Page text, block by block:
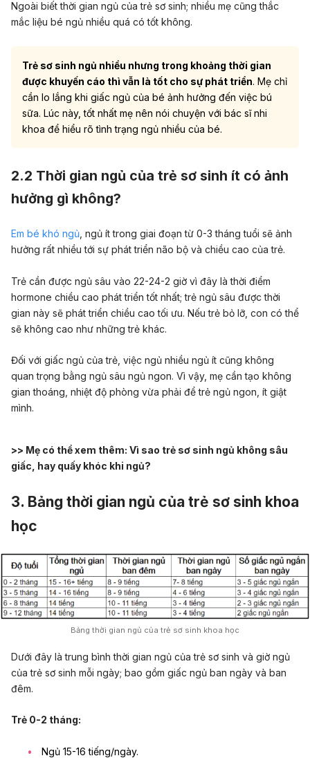
Ngoài biết thời gian ngủ của trẻ sơ sinh; nhiều mẹ cũng thắc
mắc liệu bé ngủ nhiều quá có tốt không.
Trẻ sơ sinh ngủ nhiều nhưng trong khoảng thời gian
được khuyến cáo thì vẫn là tốt cho sự phát triển. Mẹ chỉ
cần lo lắng khi giấc ngủ của bé ảnh hưởng đến việc bú
sữa. Lúc này, tốt nhất mẹ nên nói chuyện với bác sĩ nhi
khoa để hiểu rõ tình trạng ngủ nhiều của bé.
2.2 Thời gian ngủ của trẻ sơ sinh ít có ảnh
hưởng gì không?
Em bé khó ngủ , ngủ ít trong giai đoạn từ 0-3 tháng tuổi sẽ ảnh
hưởng rất nhiều tới sự phát triển não bộ và chiều cao của trẻ.
Trẻ cần được ngủ sâu vào 22-24-2 giờ vì đây là thời điểm
hormone chiều cao phát triển tốt nhất; trẻ ngủ sâu được thời
gian này sẽ phát triển chiều cao tối ưu. Nếu trẻ bỏ lỡ, con có thể
sẽ không cao như những trẻ khác.
Đối với giấc ngủ của trẻ, việc ngủ nhiều ngủ ít cũng không
quan trọng bằng ngủ sâu ngủ ngon. Vì vậy, mẹ cần tạo không
gian thoáng, nhiệt độ phòng vừa phải để trẻ ngủ ngon, ít giật
mình.
>> Mẹ có thể xem thêm: Vì sao trẻ sơ sinh ngủ không sâu
giấc, hay quấy khóc khi ngủ?
3. Bảng thời gian ngủ của trẻ sơ sinh khoa
học
Bảng thời gian ngủ của trẻ sơ sinh khoa học
Dưới đây là trung bình thời gian ngủ của trẻ sơ sinh và giờ ngủ
của trẻ sơ sinh mỗi ngày; bao gồm giấc ngủ ban ngày và ban
đêm.
Trẻ 0-2 tháng:
Ngủ 15-16 tiếng/ngày.